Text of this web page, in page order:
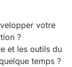
votre
?
et les outils du
temps ?